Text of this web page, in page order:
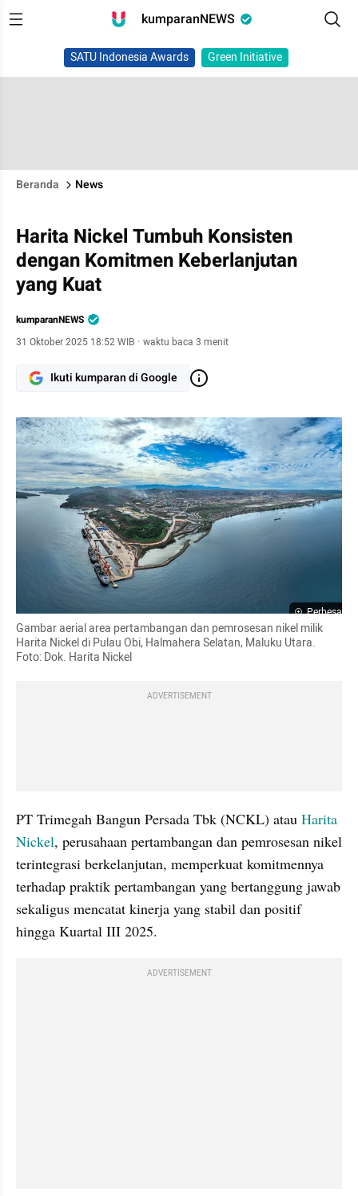
kumparanNEWS
SATU Indonesia Awards Green Initiative
Beranda News
Harita Nickel Tumbuh Konsisten
dengan Komitmen Keberlanjutan
yang Kuat
kumparanNEWS
31 Oktober 2025 18:52 WIB · waktu baca 3 menit
Ikuti kumparan di Google
Perbesar
Gambar aerial area pertambangan dan pemrosesan nikel milik
Harita Nickel di Pulau Obi, Halmahera Selatan, Maluku Utara.
Foto: Dok. Harita Nickel
ADVERTISEMENT
PT Trimegah Bangun Persada Tbk (NCKL) atau Harita
Nickel, perusahaan pertambangan dan pemrosesan nikel
terintegrasi berkelanjutan, memperkuat komitmennya
terhadap praktik pertambangan yang bertanggung jawab
sekaligus mencatat kinerja yang stabil dan positif
hingga Kuartal III 2025.
ADVERTISEMENT